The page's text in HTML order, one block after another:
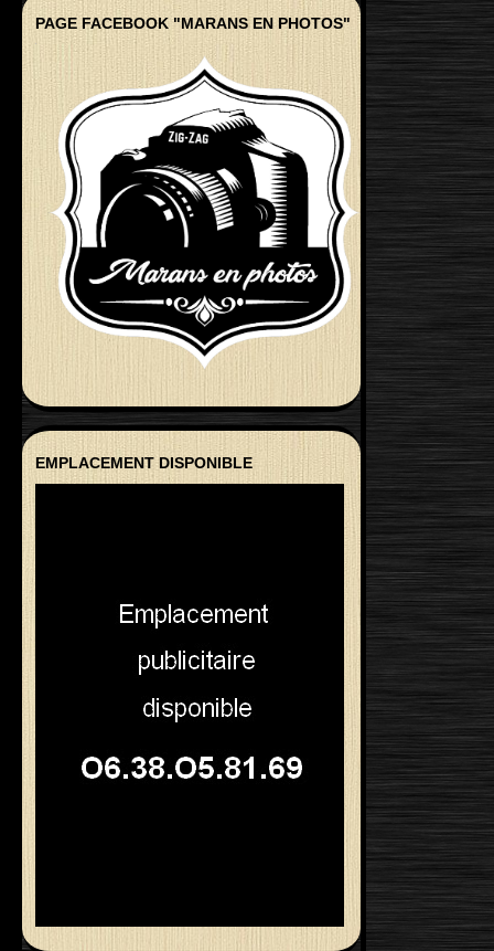
PAGE FACEBOOK "MARANS EN PHOTOS"
EMPLACEMENT DISPONIBLE